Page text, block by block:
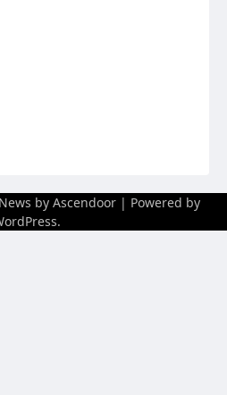
by Ascendoor | Powered by
.